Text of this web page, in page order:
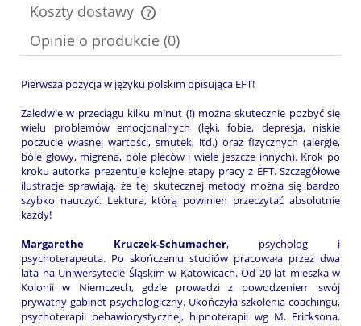
Koszty dostawy
Cena nie zawiera ewentualnych kosztów płatności
Opinie o produkcie (0)
Pierwsza pozycja w języku polskim opisująca EFT!
Zaledwie w przeciągu kilku minut (!) można skutecznie pozbyć się
wielu problemów emocjonalnych (lęki, fobie, depresja, niskie
poczucie własnej wartości, smutek, itd.) oraz fizycznych (alergie,
bóle głowy, migrena, bóle pleców i wiele jeszcze innych). Krok po
kroku autorka prezentuje kolejne etapy pracy z EFT. Szczegółowe
ilustracje sprawiają, że tej skutecznej metody można się bardzo
szybko nauczyć. Lektura, którą powinien przeczytać absolutnie
każdy!
Margarethe Kruczek-Schumacher, psycholog i
psychoterapeuta. Po skończeniu studiów pracowała przez dwa
lata na Uniwersytecie Śląskim w Katowicach. Od 20 lat mieszka w
Kolonii w Niemczech, gdzie prowadzi z powodzeniem swój
prywatny gabinet psychologiczny. Ukończyła szkolenia coachingu,
psychoterapii behawiorystycznej, hipnoterapii wg M. Ericksona,